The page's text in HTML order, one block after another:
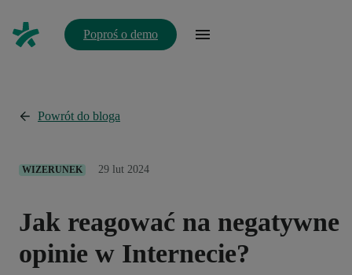
Poproś o demo
Powrót do bloga
WIZERUNEK 29 lut 2024
Jak reagować na negatywne
opinie w Internecie?